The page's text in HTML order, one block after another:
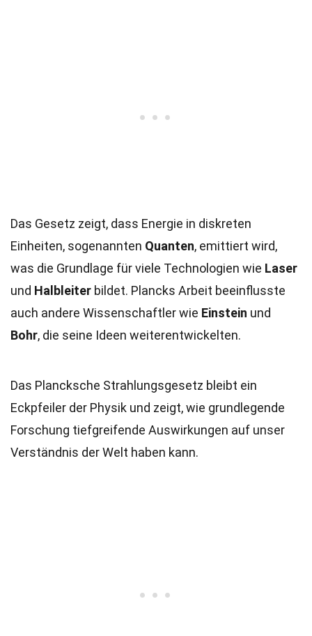
Das Gesetz zeigt, dass Energie in diskreten
Einheiten, sogenannten Quanten, emittiert wird,
was die Grundlage für viele Technologien wie Laser
und Halbleiter bildet. Plancks Arbeit beeinflusste
auch andere Wissenschaftler wie Einstein und
Bohr, die seine Ideen weiterentwickelten.
Das Plancksche Strahlungsgesetz bleibt ein
Eckpfeiler der Physik und zeigt, wie grundlegende
Forschung tiefgreifende Auswirkungen auf unser
Verständnis der Welt haben kann.